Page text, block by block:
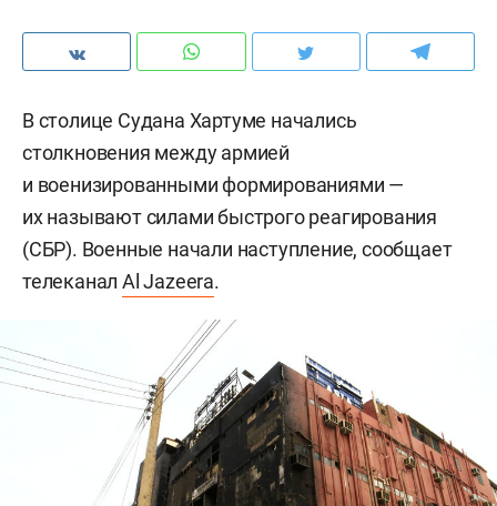
В столице Судана Хартуме начались
столкновения между армией
и военизированными формированиями —
их называют силами быстрого реагирования
(СБР). Военные начали наступление, сообщает
телеканалAl Jazeera.